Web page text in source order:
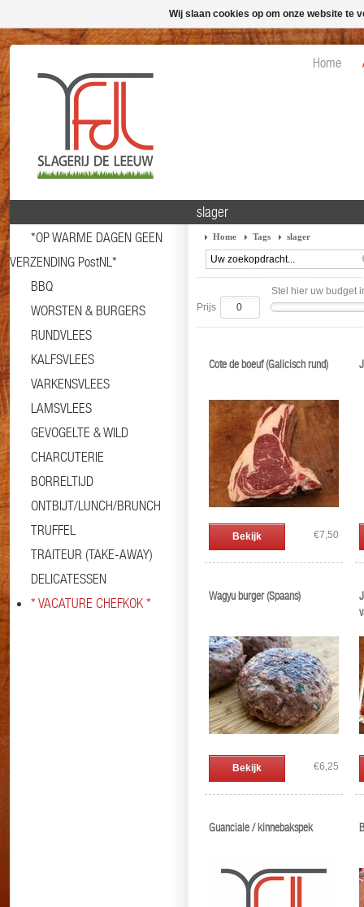
Home
*OP WARME DAGEN GEEN
VERZENDING PostNL*
BBQ
WORSTEN & BURGERS
RUNDVLEES
KALFSVLEES
VARKENSVLEES
LAMSVLEES
GEVOGELTE & WILD
CHARCUTERIE
BORRELTIJD
ONTBIJT/LUNCH/BRUNCH
TRUFFEL
TRAITEUR (TAKE-AWAY)
DELICATESSEN
* VACATURE CHEFKOK *
slager
Home Tags slager
Stel hier uw budget
Prijs
Cote de boeuf (Galicisch rund)
Bekijk €7,50
Wagyu burger (Spaans)
Bekijk €6,25
Guanciale / kinnebakspek
Wij slaan cookies op om onze website te